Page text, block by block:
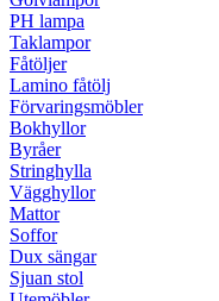
PH lampa
Taklampor
Fåtöljer
Lamino fåtölj
Förvaringsmöbler
Bokhyllor
Byråer
Stringhylla
Vägghyllor
Mattor
Soffor
Dux sängar
Sjuan stol